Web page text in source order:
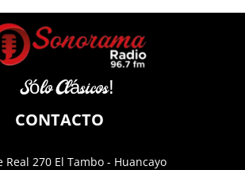
Sólo Clásicos!
CONTACTO
Real 270 El Tambo - Huancayo